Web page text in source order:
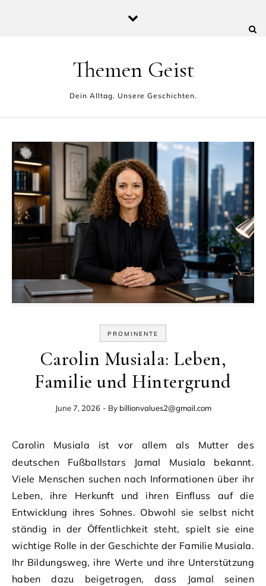
Themen Geist
Dein Alltag. Unsere Geschichten.
PROMINENTE
Carolin Musiala: Leben,
Familie und Hintergrund
June 7, 2026 - By billionvalues2@gmail.com
Carolin Musiala ist vor allem als Mutter des
deutschen Fußballstars Jamal Musiala bekannt.
Viele Menschen suchen nach Informationen über ihr
Leben, ihre Herkunft und ihren Einfluss auf die
Entwicklung ihres Sohnes. Obwohl sie selbst nicht
ständig in der Öffentlichkeit steht, spielt sie eine
wichtige Rolle in der Geschichte der Familie Musiala.
Ihr Bildungsweg, ihre Werte und ihre Unterstützung
haben dazu beigetragen, dass Jamal seinen